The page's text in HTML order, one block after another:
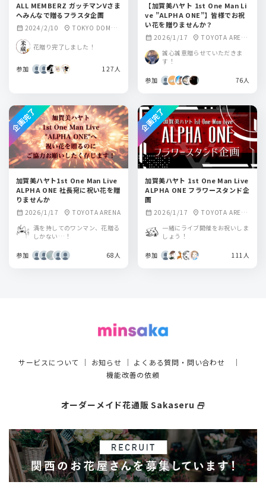
ALL MEMBERZ ガッチマンVさま
へみんなで贈るフラスタ企画
calendar_month 2024/2/10 location_on TOKYO DOME
花贈り完了しました！
参加 127人
【加賀美ハヤト 1st One Man Li
ve ”ALPHA ONE”】皆様でお祝
い花を贈りませんか？
calendar_month 2026/1/17 location_on TOYOTA ARENA
誠心誠意贈らせていただきま
す！
参加 76人
加賀美ハヤト1st One Man Live
ALPHA ONE 社長宛に祝い花を贈
りませんか
calendar_month 2026/1/17 location_on TOYOTA ARENA
満を持してのワンマン、花贈る
しかない…！
参加 68人
企画完了
加賀美ハヤト 1st One Man Live
ALPHA ONE フラワースタンド企
画
calendar_month 2026/1/17 location_on TOYOTA ARENA
一緒にライブ開催をお祝いしま
しょう！
参加 111人
企画完了
サービスについて ｜ お知らせ ｜ よくある質問・問い合わせ ｜
機能改善の依頼
オーダーメイド花通販 Sakaseru select_window